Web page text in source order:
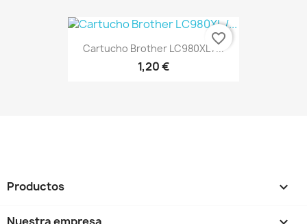
Cartucho Brother LC980XL /...
1,20 €
favorite_border
Productos 